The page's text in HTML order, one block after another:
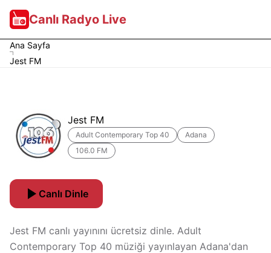
Canlı Radyo Live
Ana Sayfa
Jest FM
Jest FM
Adult Contemporary Top 40
Adana
106.0 FM
Canlı Dinle
Jest FM canlı yayınını ücretsiz dinle. Adult
Contemporary Top 40 müziği yayınlayan Adana'dan